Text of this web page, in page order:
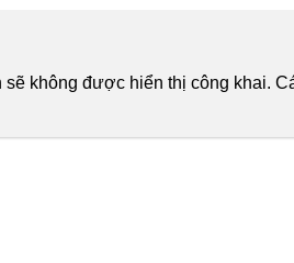
sẽ không được hiển thị công khai.